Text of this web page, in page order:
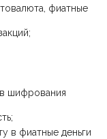
фиатные
шифрования
в фиатные деньги